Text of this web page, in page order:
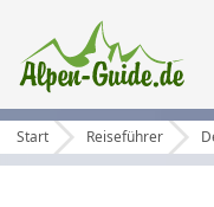
Start Reiseführer